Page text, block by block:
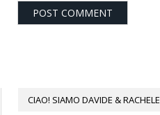
CIAO! SIAMO DAVIDE & RACHELE